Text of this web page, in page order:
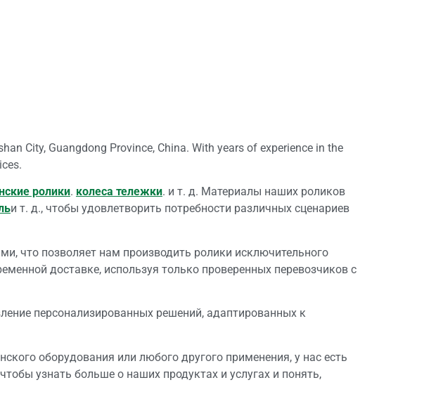
City, Guangdong Province, China. With years of experience in the
ролики. колеса тележки. и т. д. Материалы наших роликов
и т. д., чтобы удовлетворить потребности различных сценариев
что позволяет нам производить ролики исключительного
доставке, используя только проверенных перевозчиков с
персонализированных решений, адаптированных к
оборудования или любого другого применения, у нас есть
узнать больше о наших продуктах и ​​услугах и понять,